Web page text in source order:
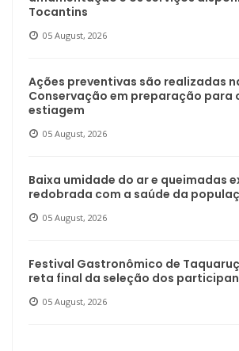
Tocantins
05 August, 2026
Ações preventivas são realizadas
Conservação em preparação para
estiagem
05 August, 2026
Baixa umidade do ar e queimadas
redobrada com a saúde da
05 August, 2026
Festival Gastronômico de
reta final da seleção dos
05 August, 2026